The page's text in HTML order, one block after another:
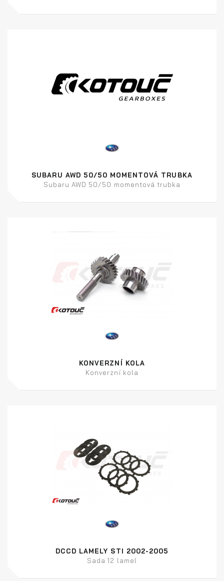
SUBARU AWD 50/50 MOMENTOVÁ TRUBKA
Subaru AWD 50/50 momentová trubka
KONVERZNÍ KOLA
Konverzní kola
DCCD LAMELY STI 2002-2005
Sada 12 lamel